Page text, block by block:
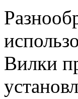
Вилки